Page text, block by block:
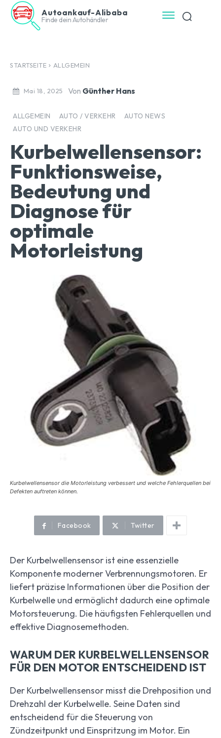
Autoankauf-Alibaba
Finde dein Autohändler
STARTSEITE ALLGEMEIN
Mai 18, 2025 Von Günther Hans
ALLGEMEIN AUTO / VERKEHR
AUTO NEWS
AUTO UND VERKEHR
Kurbelwellensensor:
Funktionsweise,
Bedeutung und
Diagnose für
optimale
Motorleistung
Kurbelwellensensor die Motorleistung verbessert und welche Fehlerquellen bei
Defekten auftreten können.
Facebook Twitter
Der Kurbelwellensensor ist eine essenzielle
Komponente moderner Verbrennungsmotoren. Er
liefert präzise Informationen über die Position der
Kurbelwelle und ermöglicht dadurch eine optimale
Motorsteuerung. Die häufigsten Fehlerquellen und
effektive Diagnosemethoden.
WARUM DER KURBELWELLENSENSOR
FÜR DEN MOTOR ENTSCHEIDEND IST
Der Kurbelwellensensor misst die Drehposition und
Drehzahl der Kurbelwelle. Seine Daten sind
entscheidend für die Steuerung von
Zündzeitpunkt und Einspritzung im Motor. Ein